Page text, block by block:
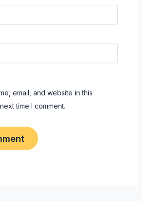
email, and website in this
time I comment.